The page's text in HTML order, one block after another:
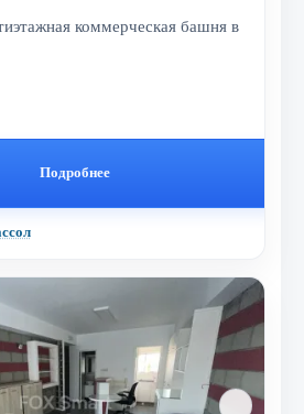
коммерческая башня в
Подробнее